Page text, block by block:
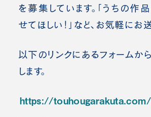
を募集しています。「うちの作
せてほしい！」など、お気軽にお送
以下のリンクにあるフォームか
します。
https://